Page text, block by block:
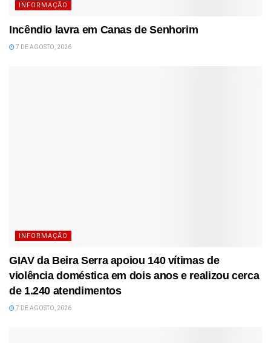
INFORMAÇÃO
Incêndio lavra em Canas de Senhorim
7 DE AGOSTO, 2026
INFORMAÇÃO
GIAV da Beira Serra apoiou 140 vítimas de
violência doméstica em dois anos e realizou cerca
de 1.240 atendimentos
7 DE AGOSTO, 2026